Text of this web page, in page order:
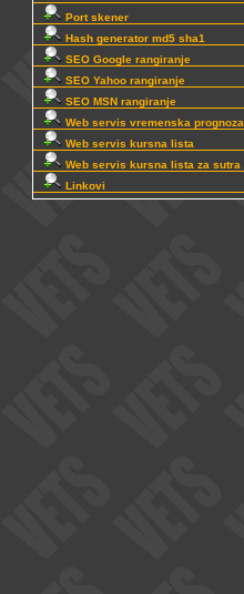
Port skener
Hash generator md5 sha1
SEO Google rangiranje
SEO Yahoo rangiranje
SEO MSN rangiranje
Web servis vremenska prognoza
Web servis kursna lista
Web servis kursna lista za sutra
Linkovi